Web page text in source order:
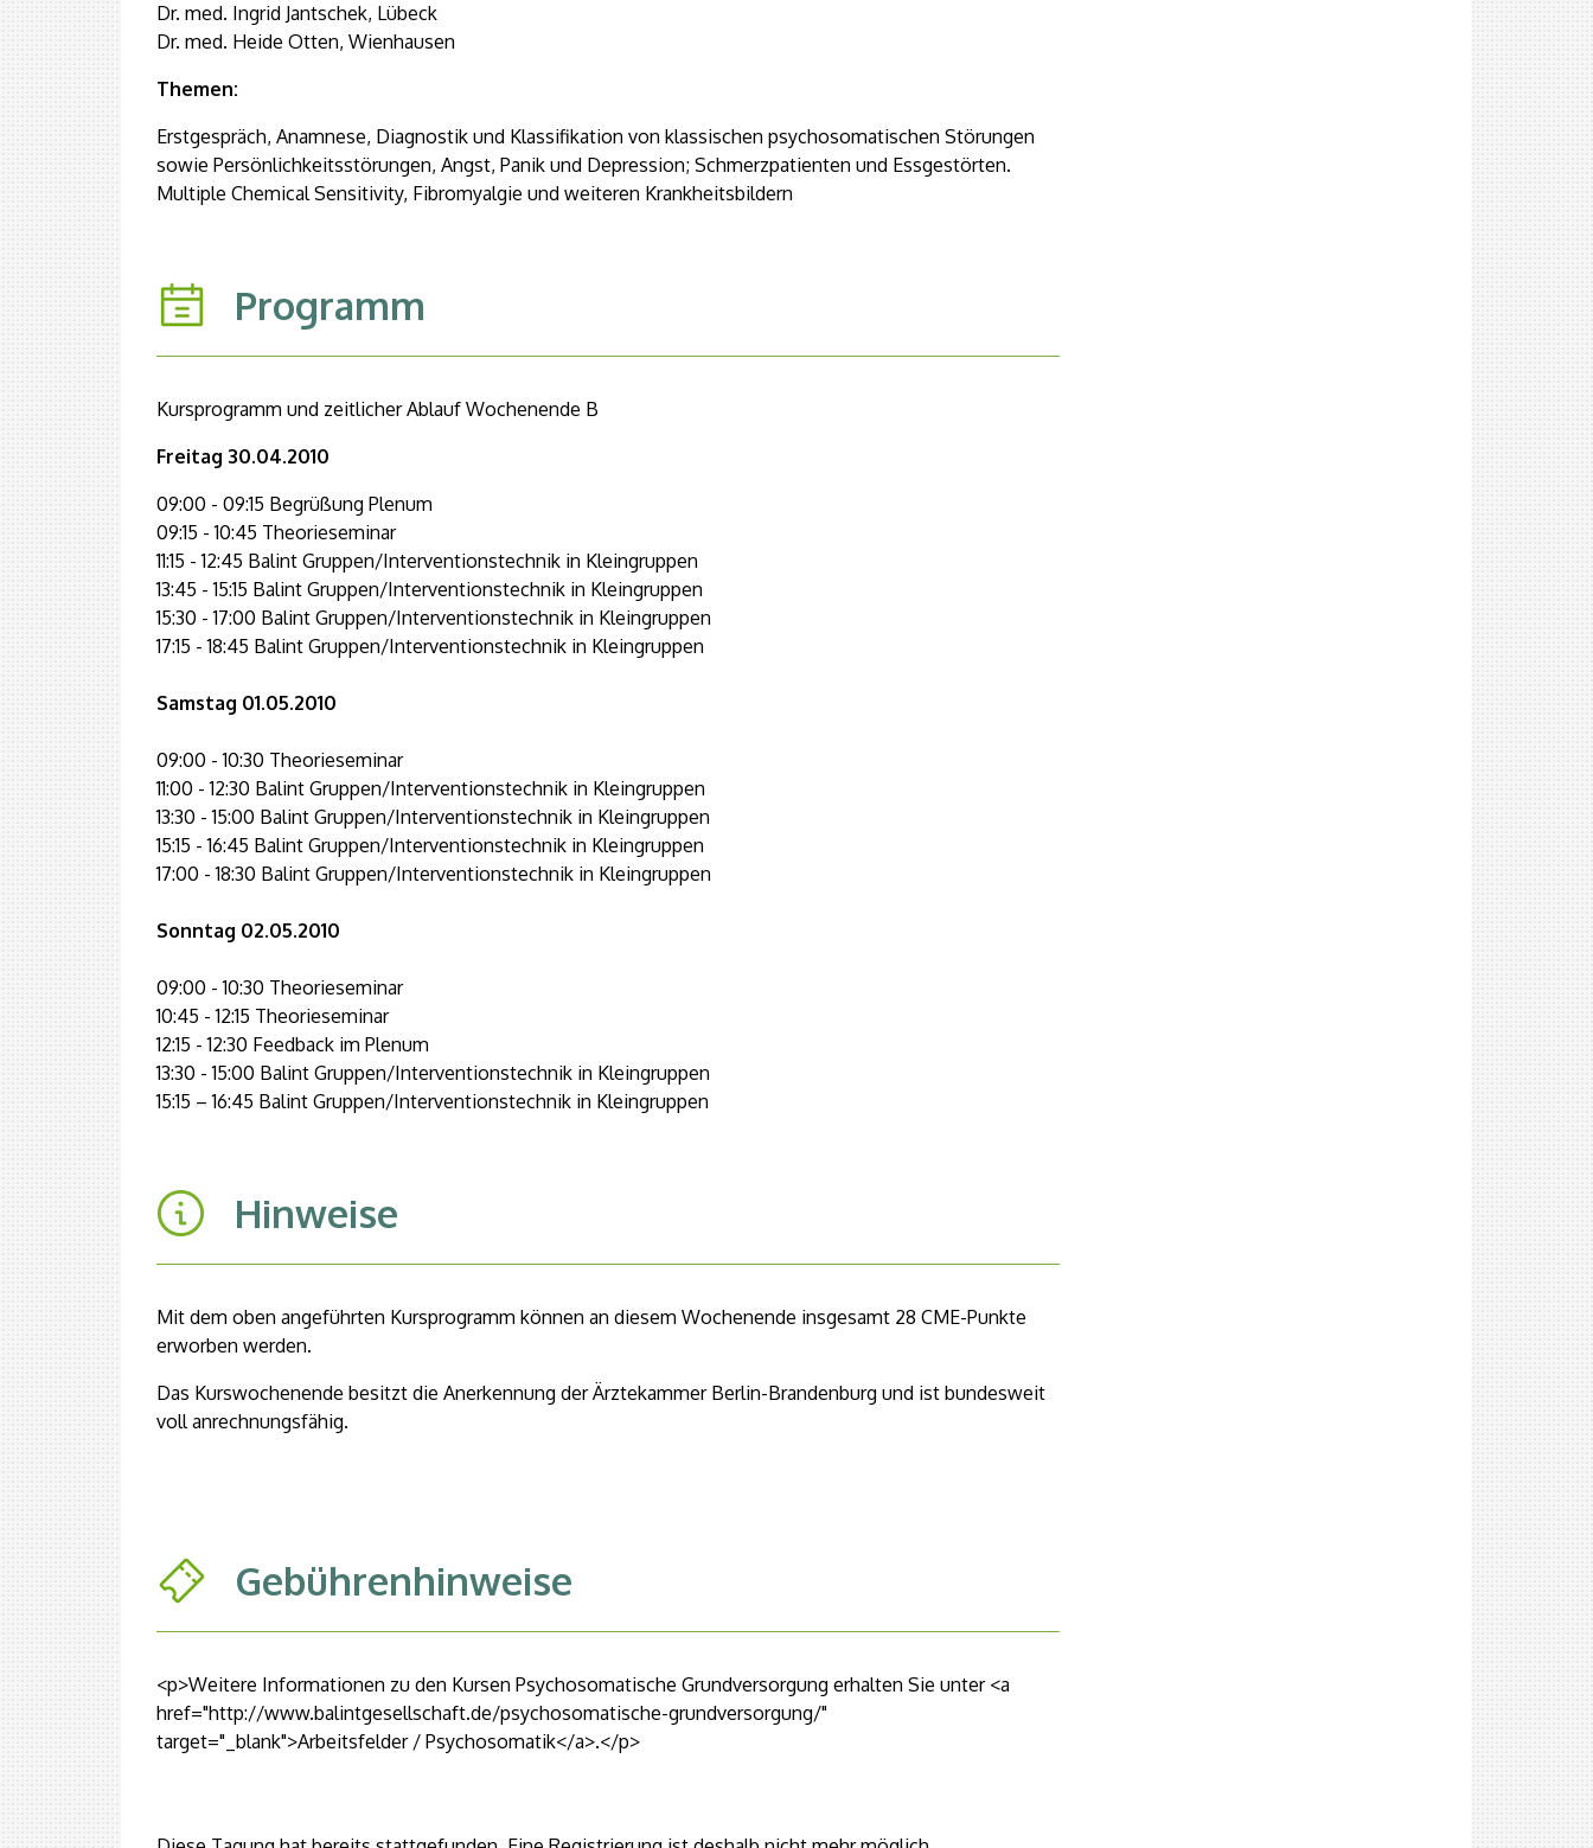
Dr. med. Ingrid Jantschek, Lübeck
Dr. med. Heide Otten, Wienhausen
Themen:
Erstgespräch, Anamnese, Diagnostik und Klassifikation von klassischen psychosomatischen Störungen
sowie Persönlichkeitsstörungen, Angst, Panik und Depression; Schmerzpatienten und Essgestörten.
Multiple Chemical Sensitivity, Fibromyalgie und weiteren Krankheitsbildern
Programm
Kursprogramm und zeitlicher Ablauf Wochenende B
Freitag 30.04.2010
09:00 - 09:15 Begrüßung Plenum
09:15 - 10:45 Theorieseminar
11:15 - 12:45 Balint Gruppen/Interventionstechnik in Kleingruppen
13:45 - 15:15 Balint Gruppen/Interventionstechnik in Kleingruppen
15:30 - 17:00 Balint Gruppen/Interventionstechnik in Kleingruppen
17:15 - 18:45 Balint Gruppen/Interventionstechnik in Kleingruppen
Samstag 01.05.2010
09:00 - 10:30 Theorieseminar
11:00 - 12:30 Balint Gruppen/Interventionstechnik in Kleingruppen
13:30 - 15:00 Balint Gruppen/Interventionstechnik in Kleingruppen
15:15 - 16:45 Balint Gruppen/Interventionstechnik in Kleingruppen
17:00 - 18:30 Balint Gruppen/Interventionstechnik in Kleingruppen
Sonntag 02.05.2010
09:00 - 10:30 Theorieseminar
10:45 - 12:15 Theorieseminar
12:15 - 12:30 Feedback im Plenum
13:30 - 15:00 Balint Gruppen/Interventionstechnik in Kleingruppen
15:15 – 16:45 Balint Gruppen/Interventionstechnik in Kleingruppen
Hinweise
Mit dem oben angeführten Kursprogramm können an diesem Wochenende insgesamt 28 CME-Punkte
erworben werden.
Das Kurswochenende besitzt die Anerkennung der Ärztekammer Berlin-Brandenburg und ist bundesweit
voll anrechnungsfähig.
Gebührenhinweise
<p>Weitere Informationen zu den Kursen Psychosomatische Grundversorgung erhalten Sie unter <a
href="http://www.balintgesellschaft.de/psychosomatische-grundversorgung/"
target="_blank">Arbeitsfelder / Psychosomatik</a>.</p>